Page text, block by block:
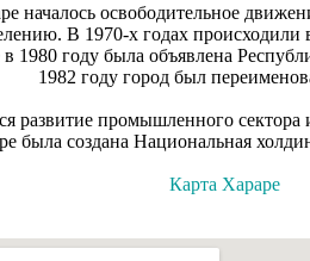
началось освободительное
В 1970-х годах происходили
в 1980 году была объявлена
1982 году город был
развитие промышленного
была создана Национальная
Карта Хараре